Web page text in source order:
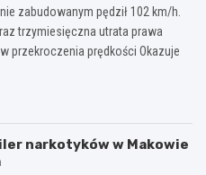
zabudowanym pędził 102 km/h.
trzymiesięczna utrata prawa
przekroczenia prędkości Okazuje
narkotyków w Makowie